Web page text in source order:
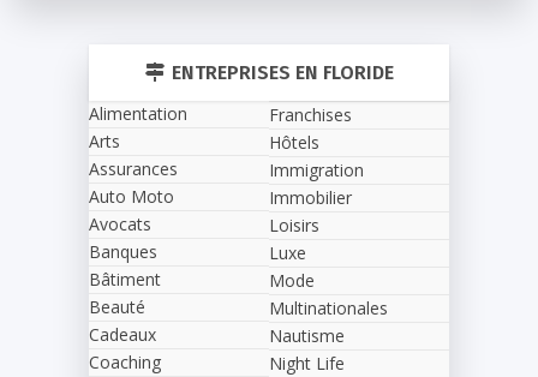
ENTREPRISES EN FLORIDE
Alimentation
Arts
Assurances
Auto Moto
Avocats
Banques
Bâtiment
Beauté
Cadeaux
Coaching
Franchises
Hôtels
Immigration
Immobilier
Loisirs
Luxe
Mode
Multinationales
Nautisme
Night Life